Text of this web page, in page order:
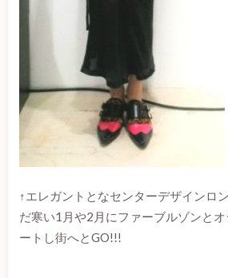
↑エレガントとなセンターデザインロ
だ寒い1月や2月にファーブルゾンと
ートし街へとGO!!!